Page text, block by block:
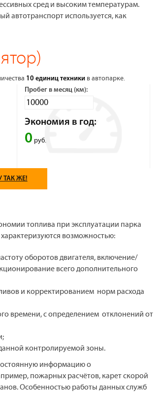
сред и высоким температурам.
автотранспорт используется, как
10 единиц техники в автопарке.
Пробег в месяц (км):
Экономия в год:
0 руб.
ТАК ЖЕ!
топлива при эксплуатации парка
характеризуются возможностью:
оборотов двигателя, включение/
всего дополнительного
и корректированием норм расхода
времени, с определением отклонений от
контролируемой зоны.
информацию о
пожарных расчётов, карет скорой
Особенностью работы данных служб